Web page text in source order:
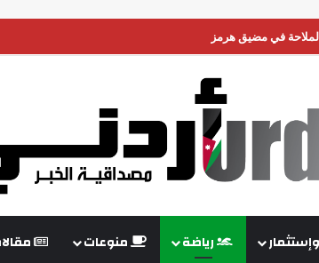
في مضيق هرمز
رياضة منوعات